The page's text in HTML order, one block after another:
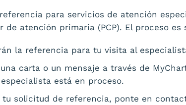
para servicios de atención
atención primaria (PCP). El proceso es
la referencia para tu visita al
carta o un mensaje a través de
está en proceso.
tu solicitud de referencia, ponte en